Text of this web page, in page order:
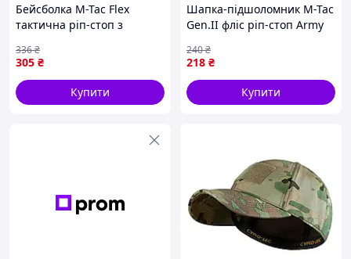
Бейсболка M-Tac Flex
тактична ріп-стоп з
L/XL [n-4053]
305 ₴
336₴
Купити
Шапка-підшоломник M-Tac
Gen.II фліс ріп-стоп Army
{4057-piho}
218 ₴
240₴
Купити